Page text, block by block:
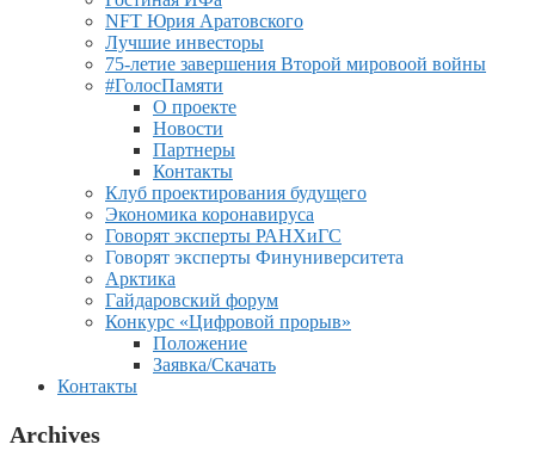
NFT Юрия Аратовского
Лучшие инвесторы
75-летие завершения Второй мировоой войны
#ГолосПамяти
О проекте
Новости
Партнеры
Контакты
Клуб проектирования будущего
Экономика коронавируса
Говорят эксперты РАНХиГС
Говорят эксперты Финуниверситета
Арктика
Гайдаровский форум
Конкурс «Цифровой прорыв»
Положение
Заявка/Скачать
Контакты
Archives